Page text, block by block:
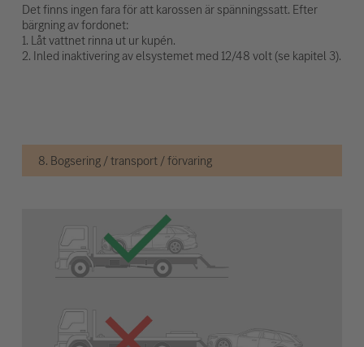
Det finns ingen fara för att karossen är spänningssatt. Efter
bärgning av fordonet:
1. Låt vattnet rinna ut ur kupén.
2. Inled inaktivering av elsystemet med 12/48 volt (se kapitel 3).
8. Bogsering / transport / förvaring